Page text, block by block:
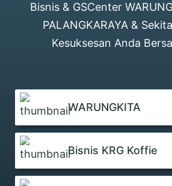
Bisnis & GSCenter
PALANGKARAYA &
Kesuksesan Anda
WARUNGKITA
Bisnis KRG Koffie